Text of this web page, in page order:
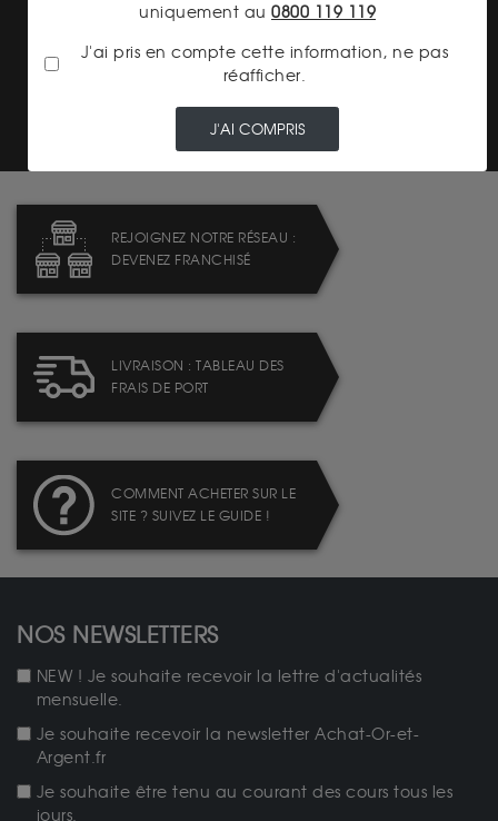
TRANSPARENCE DES
REJOIGNEZ NOTRE RÉSEAU :
DEVENEZ FRANCHISÉ
LIVRAISON : TABLEAU DES
FRAIS DE PORT
COMMENT ACHETER SUR LE
SITE ? SUIVEZ LE GUIDE !
NOS NEWSLETTERS
NEW ! Je souhaite recevoir la lettre d'actualités
mensuelle.
Je souhaite recevoir la newsletter Achat-Or-et-
Argent.fr
Je souhaite être tenu au courant des cours tous les
jours.
uniquement au 0800 119 119
J'ai pris en compte cette information, ne pas
réafficher.
J'AI COMPRIS